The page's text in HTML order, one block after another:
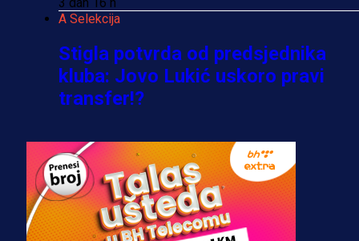
A Selekcija
Stigla potvrda od predsjednika
kluba: Jovo Lukić uskoro pravi
transfer!?
A Selekcija
Zmajevi dobili veliko pojačanje:
Fudbaler Olympiacosa želi obući
dres BiH!